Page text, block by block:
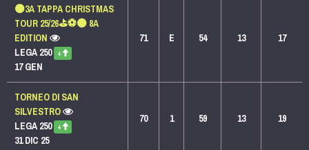
⚫️3A TAPPA CHRISTMAS
TOUR 25/26⛳️⚽️⚫️ 8A
EDITION
LEGA 250 +
17 GEN
71 E 54 13 17
TORNEO DI SAN
SILVESTRO
LEGA 250 +
31 DIC 25
70 1 59 13 19